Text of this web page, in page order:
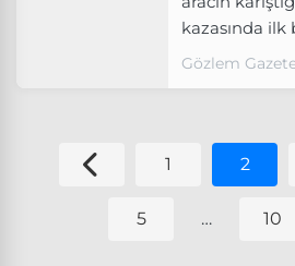
kazasında
kişi hayatını
Gözlem
1 2
5 … 10